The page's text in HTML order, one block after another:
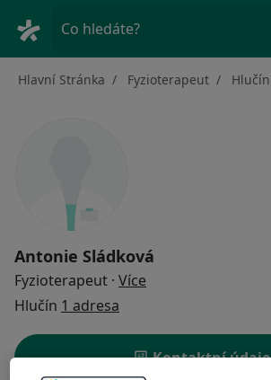
Co hledáte?
Hlavní Stránka Fyzioterapeut Hlučín
Antonie Sládková
Fyzioterapeut · Více
Hlučín 1 adresa
Kontaktní údaje